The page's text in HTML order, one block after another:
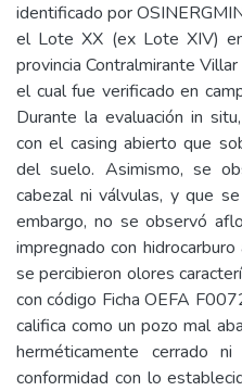
identificado por
el Lote XX (ex Lote XIV)
provincia Contralmirante
el cual fue verificado en
Durante la evaluación in
con el casing abierto que
del suelo. Asimismo, se
cabezal ni válvulas, y que
embargo, no se observó
impregnado con
se percibieron olores
con código Ficha OEFA
califica como un pozo mal
herméticamente cerrado
conformidad con lo